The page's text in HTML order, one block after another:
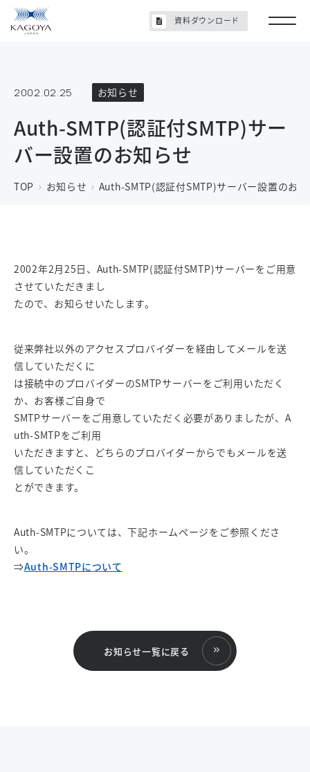
2002.02.25 お知らせ
Auth-SMTP(認証付SMTP)サー
バー設置のお知らせ
TOP お知らせ Auth-SMTP(認証付SMTP)サーバー設置のお
2002年2月25日、Auth-SMTP(認証付SMTP)サーバーをご用意
させていただきまし
たので、お知らせいたします。
従来弊社以外のアクセスプロバイダーを経由してメールを送
信していただくに
は接続中のプロバイダーのSMTPサーバーをご利用いただく
か、お客様ご自身で
SMTPサーバーをご用意していただく必要がありましたが、A
uth-SMTPをご利用
いただきますと、どちらのプロバイダーからでもメールを送
信していただくこ
とができます。
Auth-SMTPについては、下記ホームページをご参照くださ
い。
⇒Auth-SMTPについて
お知らせ一覧に戻る
資料ダウンロード